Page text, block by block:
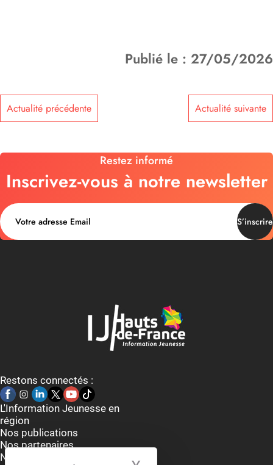
Publié le : 27/05/2026
Actualité précédente Actualité suivante
Restez informé
Inscrivez-vous à notre newsletter
S’inscrire
Restons connectés :
L'Information Jeunesse en
région
Nos publications
Nos partenaires
Nous contacter